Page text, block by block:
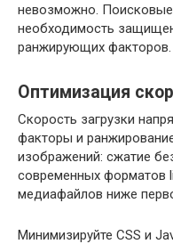
невозможно.
необходимость
ранжирующих факторов.
Оптимизация
Скорость загрузки
факторы и
изображений: сжатие
современных форматов
медиафайлов ниже
Минимизируйте CSS и